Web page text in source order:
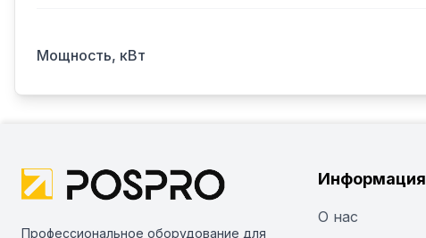
Мощность, кВт
Профессиональное оборудование для
Информация
О нас